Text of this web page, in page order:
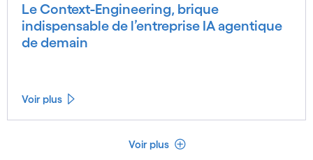
Le Context-Engineering, brique
indispensable de l’entreprise IA agentique
de demain
Voir plus
Voir plus Voir moins